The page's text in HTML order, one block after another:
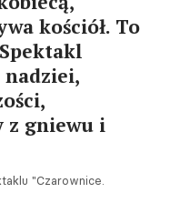
kościół. To
nadziei,
z gniewu i
"Czarownice.